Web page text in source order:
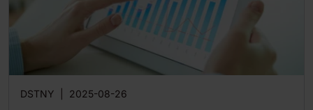
DSTNY 2025-08-26